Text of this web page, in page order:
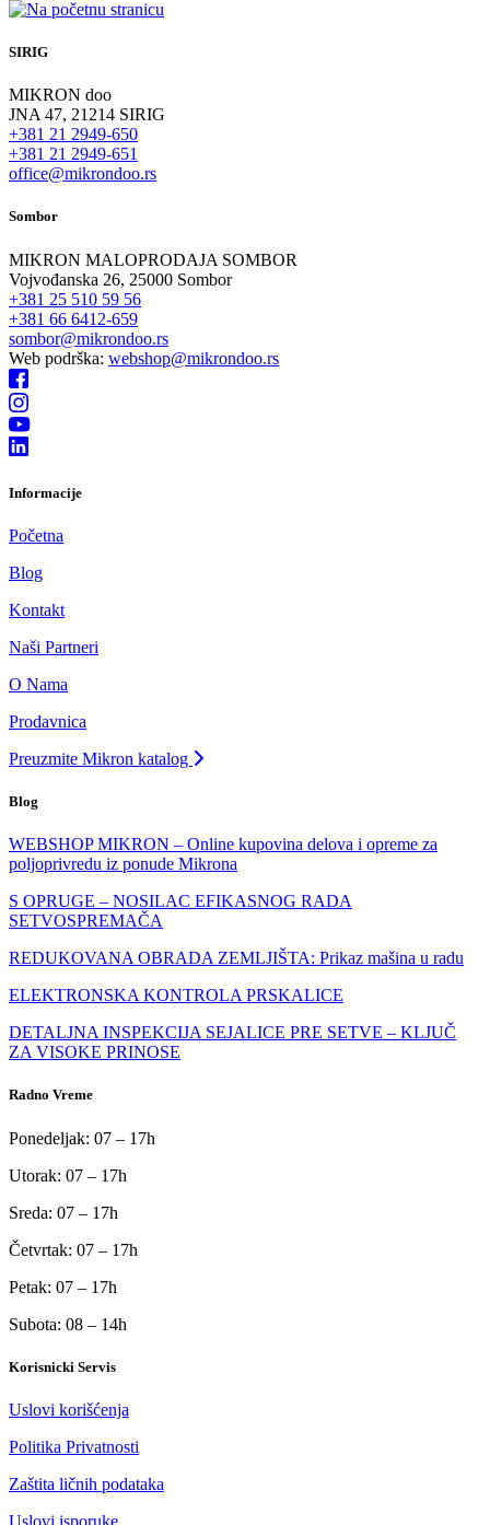
SIRIG
MIKRON doo
JNA 47, 21214 SIRIG
+381 21 2949-650
+381 21 2949-651
office@mikrondoo.rs
Sombor
MIKRON MALOPRODAJA SOMBOR
Vojvođanska 26, 25000 Sombor
+381 25 510 59 56
+381 66 6412-659
sombor@mikrondoo.rs
Web podrška: webshop@mikrondoo.rs
Informacije
Početna
Blog
Kontakt
Naši Partneri
O Nama
Prodavnica
Preuzmite Mikron katalog
Blog
WEBSHOP MIKRON – Online kupovina delova i opreme za
poljoprivredu iz ponude Mikrona
S OPRUGE – NOSILAC EFIKASNOG RADA
SETVOSPREMAČA
REDUKOVANA OBRADA ZEMLJIŠTA: Prikaz mašina u radu
ELEKTRONSKA KONTROLA PRSKALICE
DETALJNA INSPEKCIJA SEJALICE PRE SETVE – KLJUČ
ZA VISOKE PRINOSE
Radno Vreme
Ponedeljak: 07 – 17h
Utorak: 07 – 17h
Sreda: 07 – 17h
Četvrtak: 07 – 17h
Petak: 07 – 17h
Subota: 08 – 14h
Korisnicki Servis
Uslovi korišćenja
Politika Privatnosti
Zaštita ličnih podataka
Uslovi isporuke